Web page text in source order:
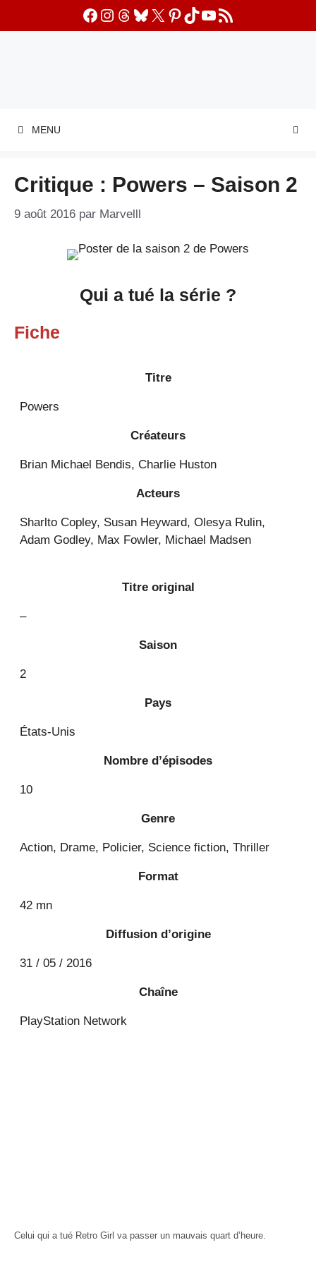
Facebook
Instagram
Threads
Bluesky
X Pinterest
TikTok
YouTube
Flux RSS
MENU
Critique : Powers – Saison 2
9 août 2016 par Marvelll
Qui a tué la série ?
Fiche
Titre
Powers
Créateurs
Brian Michael Bendis, Charlie Huston
Acteurs
Sharlto Copley, Susan Heyward, Olesya Rulin,
Adam Godley, Max Fowler, Michael Madsen
Titre original
–
Saison
2
Pays
États-Unis
Nombre d’épisodes
10
Genre
Action, Drame, Policier, Science fiction, Thriller
Format
42 mn
Diffusion d’origine
31 / 05 / 2016
Chaîne
PlayStation Network
Celui qui a tué Retro Girl va passer un mauvais quart d’heure.